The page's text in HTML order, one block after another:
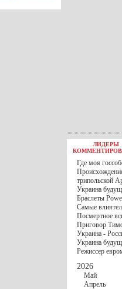
30 Ноября С 1
30 Ноября
РФ
27 Ноября
ВВП
госбюджете
27 Ноября
Турции
17 Ноября
шестилетнего
16 Ноября
13 Ноября
10 Ноября
10 Ноября
особом статусе
03 Ноября
ЛИДЕРЫ
Где моя
трипольской
Украина
Браслеты
Самые
Посмертное
Приговор
Украина -
Украина
Режиссер
2026
Май
Апрель